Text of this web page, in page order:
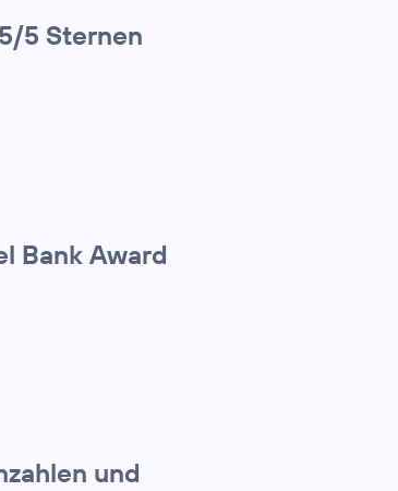
5 Sternen
Bank Award
und